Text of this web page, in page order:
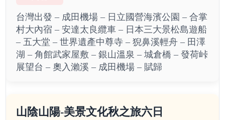
台灣出發 – 成田機場 – 日立國營海濱公園 – 合掌
村大內宿 – 安達太良纜車 – 日本三大景松島遊船
– 五大堂 – 世界遺產中尊寺 – 猊鼻溪輕舟 – 田澤
湖 – 角館武家屋敷 – 銀山溫泉 – 城倉橋 – 發荷峠
展望台 – 奧入瀨溪 – 成田機場 – 賦歸
山陰山陽-美景文化秋之旅六日